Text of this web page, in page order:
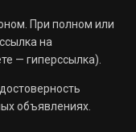
При полном или
на
— гиперссылка).
объявлениях.